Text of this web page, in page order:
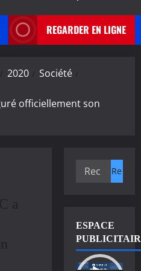
REGARDER EN LIGNE
2020
Société
officiellement son
a
Rechercher :
ESPACE